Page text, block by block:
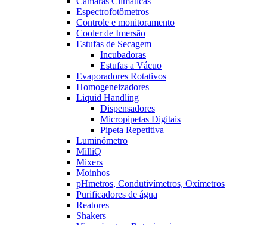
Espectrofotômetros
Controle e monitoramento
Cooler de Imersão
Estufas de Secagem
Incubadoras
Estufas a Vácuo
Evaporadores Rotativos
Homogeneizadores
Liquid Handling
Dispensadores
Micropipetas Digitais
Pipeta Repetitiva
Luminômetro
MilliQ
Mixers
Moinhos
pHmetros, Condutivímetros, Oxímetros
Purificadores de água
Reatores
Shakers